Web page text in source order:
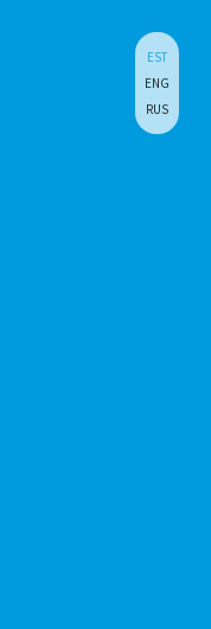
EST
ENG
RUS